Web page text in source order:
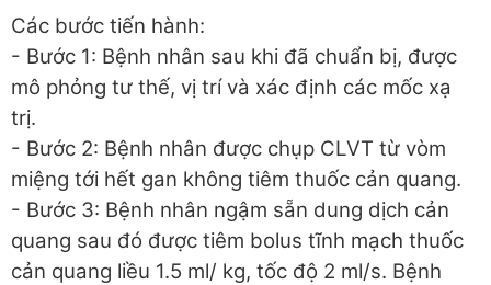
Các bước tiến hành:
- Bước 1: Bệnh nhân sau khi đã chuẩn bị, được
mô phỏng tư thế, vị trí và xác định các mốc xạ
trị.
- Bước 2: Bệnh nhân được chụp CLVT từ vòm
miệng tới hết gan không tiêm thuốc cản quang.
- Bước 3: Bệnh nhân ngậm sẵn dung dịch cản
quang sau đó được tiêm bolus tĩnh mạch thuốc
cản quang liều 1.5 ml/ kg, tốc độ 2 ml/s. Bệnh